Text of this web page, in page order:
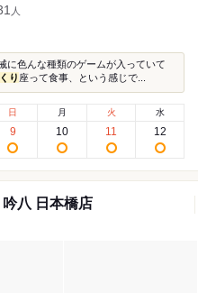
人
に色んな種類のゲームが入っていて
り 座って食事、という感じで...
日
9
月
10
火
11
水
12
八 日本橋店